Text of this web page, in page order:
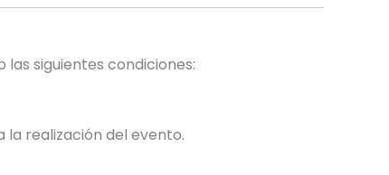
siguientes condiciones:
realización del evento.